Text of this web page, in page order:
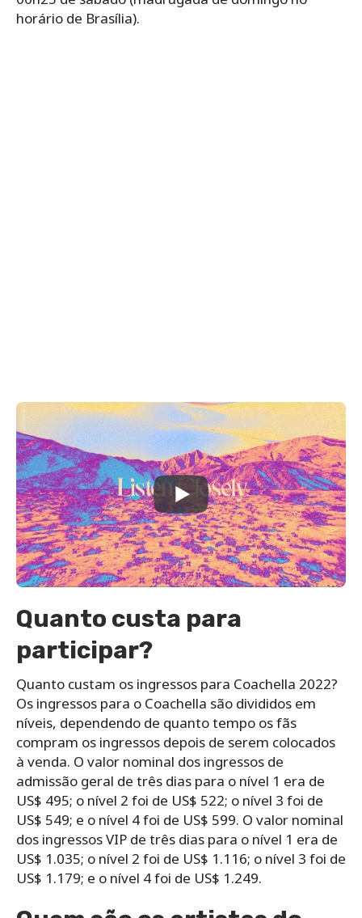
horário de Brasília).
Quanto custa para
participar?
Quanto custam os ingressos para Coachella 2022?
Os ingressos para o Coachella são divididos em
níveis, dependendo de quanto tempo os fãs
compram os ingressos depois de serem colocados
à venda. O valor nominal dos ingressos de
admissão geral de três dias para o nível 1 era de
US$ 495; o nível 2 foi de US$ 522; o nível 3 foi de
US$ 549; e o nível 4 foi de US$ 599. O valor nominal
dos ingressos VIP de três dias para o nível 1 era de
US$ 1.035; o nível 2 foi de US$ 1.116; o nível 3 foi de
US$ 1.179; e o nível 4 foi de US$ 1.249.